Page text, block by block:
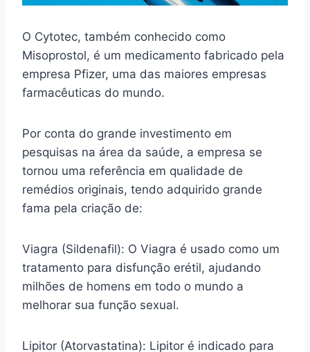
O Cytotec, também conhecido como
Misoprostol, é um medicamento fabricado pela
empresa Pfizer, uma das maiores empresas
farmacêuticas do mundo.
Por conta do grande investimento em
pesquisas na área da saúde, a empresa se
tornou uma referência em qualidade de
remédios originais, tendo adquirido grande
fama pela criação de:
Viagra (Sildenafil): O Viagra é usado como um
tratamento para disfunção erétil, ajudando
milhões de homens em todo o mundo a
melhorar sua função sexual.
Lipitor (Atorvastatina): Lipitor é indicado para